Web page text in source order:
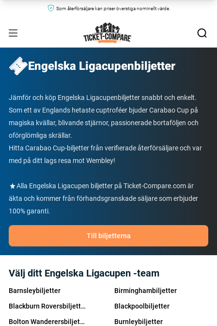
Som återförsäljare kan priser överstiga nominellt värde.
Engelska Ligacupenbiljetter
Jämför och köp Engelska Ligacupenbiljetter snabbt och enkelt.
Som ett av Englands hetaste cuptroféer bjuder Carabao Cup på
magiska kvällar, blivande stjärnor, passionerade bortaföljen och
oförglömliga skrällar.
Hitta Carabao Cup-biljetter från verifierade återförsäljare och var
med på ditt lags resa mot Wembley!
Alla Engelska Ligacupen biljetter på Ticket-Compare.com är
äkta och kommer från förhandsgranskade säljare som erbjuder
100% garanti.
Till biljetterna
Välj ditt Engelska Ligacupen -team
Barnsleybiljetter
Birminghambiljetter
Blackburn Roversbiljetter
Blackpoolbiljetter
Bolton Wanderersbiljetter
Burnleybiljetter